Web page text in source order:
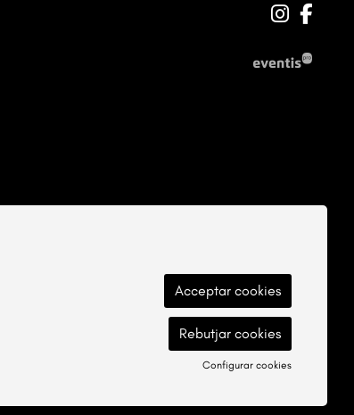
Link a
Link
Acceptar cookies
Rebutjar cookies
Configurar cookies